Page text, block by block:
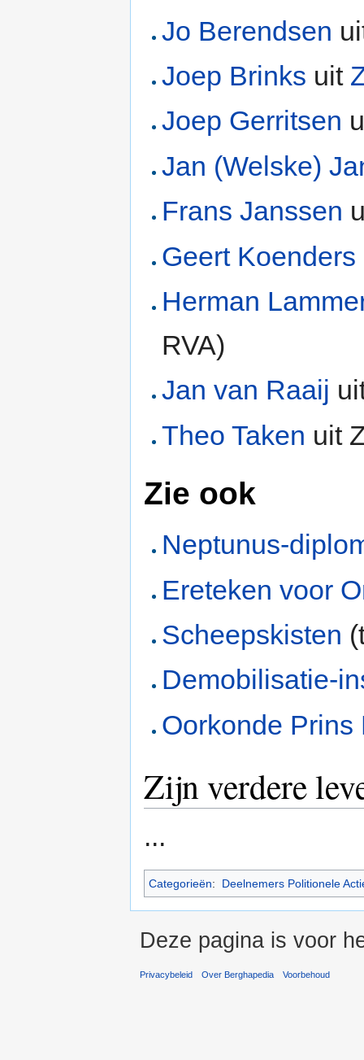
Jo Berendsen
Joep Brinks uit
Joep Gerritsen
Jan (Welske)
Frans Janssen
Geert Koenders
Herman
RVA)
Jan van Raaij
Theo Taken uit
Zie ook
Neptunus-
Ereteken voor
Scheepskisten
Demobilisatie-
Oorkonde Prins
Zijn verdere
...
Categorieën: Deelnemers Politionele
Deze pagina is voor
Privacybeleid Over Berghapedia Voorbehoud